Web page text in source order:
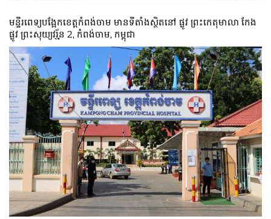
មន្ទីរពេទ្យបង្អែកខេត្តកំពង់ចាម​​ មានទីតាំងស្ថិតនៅ ផ្លូវ ព្រះកេតុមាលា កែង
ផ្លូវ ព្រះសុយ្យវរ្ម័ន 2, កំពង់ចាម, កម្ពុជា